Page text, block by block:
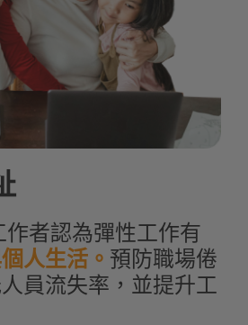
作者認為彈性工作有
人生活。 預防職場倦
員流失率，並提升工